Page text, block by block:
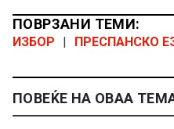
ПОВРЗАНИ ТЕМИ:
ИЗБОР | ПРЕСПАНСКО
ПОВЕЌЕ НА ОВАА